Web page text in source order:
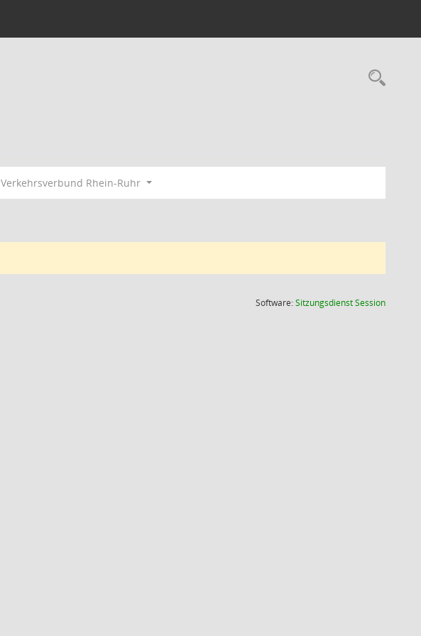
Verkehrsverbund Rhein-Ruhr
Software:SitzungsdienstSession(Wird in